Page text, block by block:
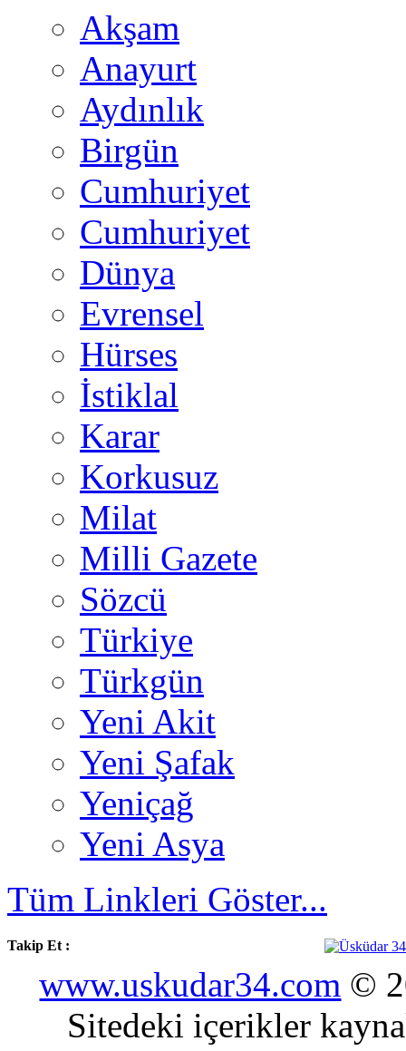
Akşam
Anayurt
Aydınlık
Birgün
Cumhuriyet
Cumhuriyet
Dünya
Evrensel
Hürses
İstiklal
Karar
Korkusuz
Milat
Milli Gazete
Sözcü
Türkiye
Türkgün
Yeni Akit
Yeni Şafak
Yeniçağ
Yeni Asya
Tüm Linkleri Göster...
Takip Et :
www.uskudar34.com ©
Sitedeki içerikler